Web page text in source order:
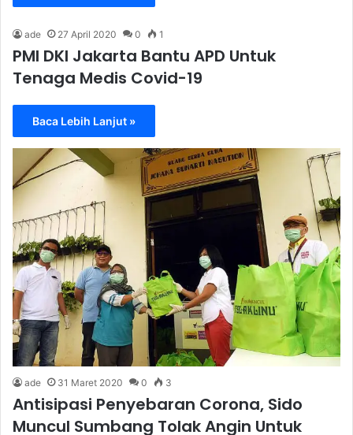
ade 27 April 2020 0 1
PMI DKI Jakarta Bantu APD Untuk
Tenaga Medis Covid-19
Baca Lebih Lanjut »
ade 31 Maret 2020 0 3
Antisipasi Penyebaran Corona, Sido
Muncul Sumbang Tolak Angin Untuk